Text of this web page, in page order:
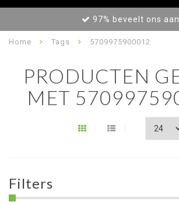
97% beveelt ons aan
Home Tags 5709975900012
PRODUCTEN
MET
Filters